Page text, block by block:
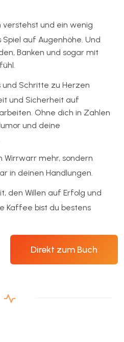
verstehst und ein wenig
auf Augenhöhe. Und
Banken und sogar mit
und Schritte zu Herzen
und Sicherheit auf
Ohne dich in Zahlen
und deine
Wirrwarr mehr, sondern
in deinen Handlungen.
den Willen auf Erfolg und
Kaffee bist du bestens
Direkt zum Buch